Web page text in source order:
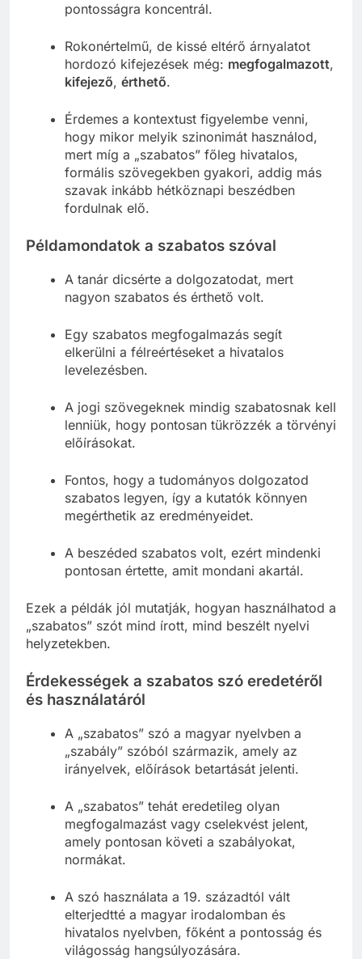
pontosságra koncentrál.
Rokonértelmű, de kissé eltérő árnyalatot
hordozó kifejezések még: megfogalmazott,
kifejező, érthető.
Érdemes a kontextust figyelembe venni,
hogy mikor melyik szinonimát használod,
mert míg a „szabatos” főleg hivatalos,
formális szövegekben gyakori, addig más
szavak inkább hétköznapi beszédben
fordulnak elő.
Példamondatok a szabatos szóval
A tanár dicsérte a dolgozatodat, mert
nagyon szabatos és érthető volt.
Egy szabatos megfogalmazás segít
elkerülni a félreértéseket a hivatalos
levelezésben.
A jogi szövegeknek mindig szabatosnak kell
lenniük, hogy pontosan tükrözzék a törvényi
előírásokat.
Fontos, hogy a tudományos dolgozatod
szabatos legyen, így a kutatók könnyen
megérthetik az eredményeidet.
A beszéded szabatos volt, ezért mindenki
pontosan értette, amit mondani akartál.
Ezek a példák jól mutatják, hogyan használhatod a
„szabatos” szót mind írott, mind beszélt nyelvi
helyzetekben.
Érdekességek a szabatos szó eredetéről
és használatáról
A „szabatos” szó a magyar nyelvben a
„szabály” szóból származik, amely az
irányelvek, előírások betartását jelenti.
A „szabatos” tehát eredetileg olyan
megfogalmazást vagy cselekvést jelent,
amely pontosan követi a szabályokat,
normákat.
A szó használata a 19. századtól vált
elterjedtté a magyar irodalomban és
hivatalos nyelvben, főként a pontosság és
világosság hangsúlyozására.